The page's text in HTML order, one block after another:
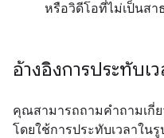
หรือวิดีโอที่ไม่เป็นสา
อ้างอิงการประทับเ
คุณสามารถถามคำถามเกี่ย
โดยใช้การประทับเวลาใน